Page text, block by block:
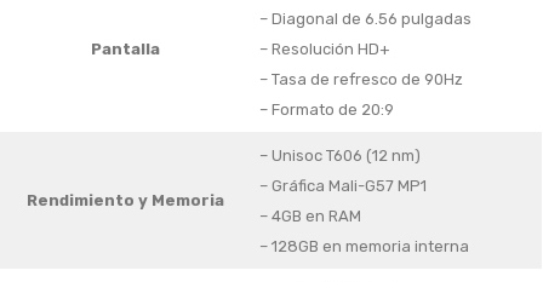
Pantalla
– Diagonal de 6.56 pulgadas
– Resolución HD+
– Tasa de refresco de 90Hz
– Formato de 20:9
Rendimiento y Memoria
– Unisoc T606 (12 nm)
– Gráfica Mali-G57 MP1
– 4GB en RAM
– 128GB en memoria interna